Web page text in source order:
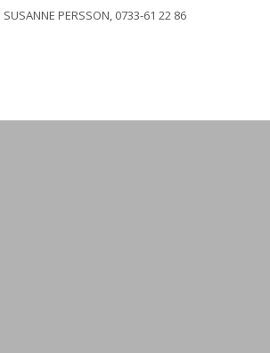
SUSANNE PERSSON , 0733-61 22 86